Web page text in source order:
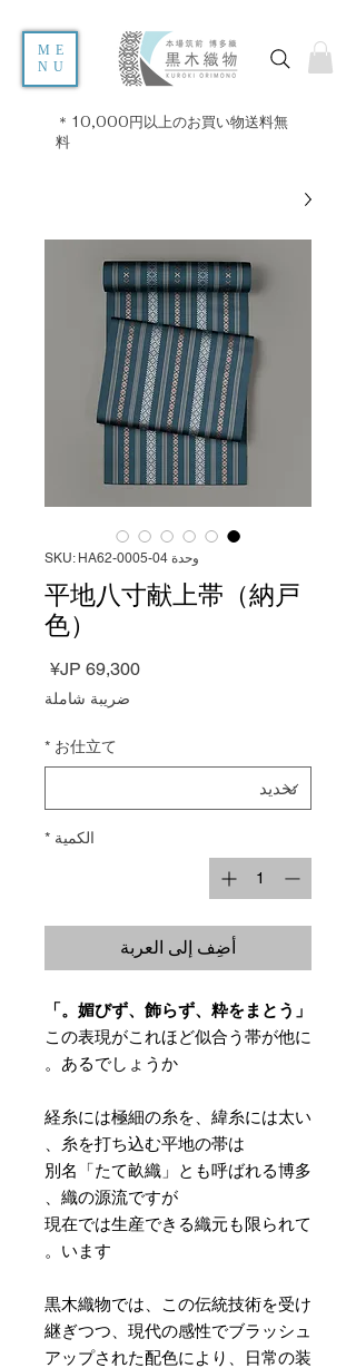
ME
NU
＊10,000円以上のお買い物送料無
料
وحدة SKU: HA62-0005-04
平地八寸献上帯（納戸
色）
السعر
ضريبة شاملة
お仕立て
*
الكمية *
أضِف إلى العربة
「媚びず、飾らず、粋をまとう。」
この表現がこれほど似合う帯が他に
あるでしょうか。
経糸には極細の糸を、緯糸には太い
糸を打ち込む平地の帯は、
別名「たて畝織」とも呼ばれる博多
織の源流ですが、
現在では生産できる織元も限られて
います。
黒木織物では、この伝統技術を受け
継ぎつつ、現代の感性でブラッシュ
アップされた配色により、日常の装